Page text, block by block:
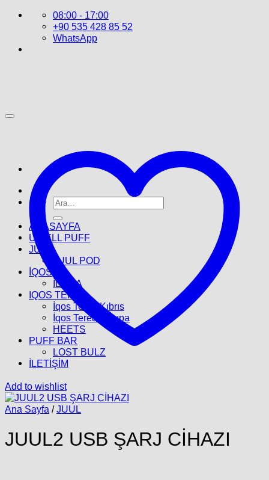
İçeriğe
08:00 - 17:00
+90 535 428 85 52
WhatsApp
Ara:
ANASAYFA
UWELL PUFF
JUUL
JUUL POD
İQOS
İLUMA
IQOS TEREA
İqos Terea Kıbrıs
İqos Terea Avrupa
HEETS
PUFF BAR
LOST BULZ
İLETİŞİM
Add to wishlist
Ana Sayfa / JUUL
JUUL2 USB ŞARJ CİHAZI